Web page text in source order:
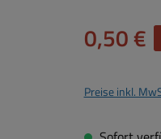
Verkaufspreis:
0,50 €
Preise inkl.